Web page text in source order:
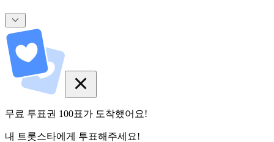
무료 투표권 100표가 도착했어요!
내 트롯스타에게 투표해주세요!